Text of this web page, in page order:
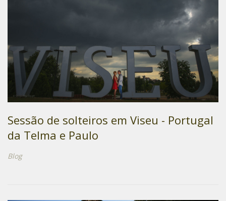
Sessão de solteiros em Viseu - Portugal
da Telma e Paulo
Blog